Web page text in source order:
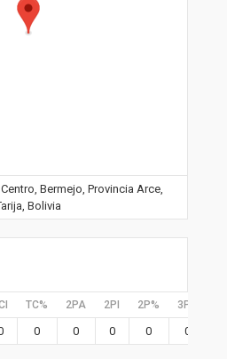
Bermejo, Provincia Arce,
Bolivia
TC% 2PA 2PI 2P% 3PA
0 0 0 0 0